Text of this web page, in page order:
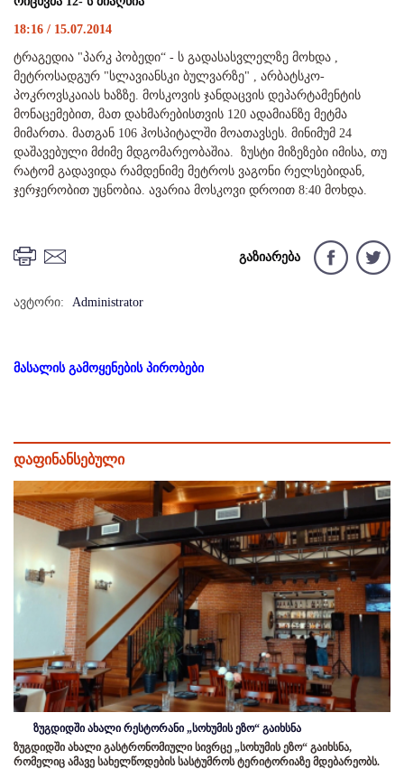
18:16 / 15.07.2014
ტრაგედია "პარკ პობედი“ - ს გადასასვლელზე მოხდა ,
მეტროსადგურ "სლავიანსკი ბულვარზე" , არბატსკო-
პოკროვსკაიას ხაზზე. მოსკოვის ჯანდაცვის დეპარტამენტის
მონაცემებით, მათ დახმარებისთვის 120 ადამიანზე მეტმა
მიმართა. მათგან 106 ჰოსპიტალში მოათავსეს. მინიმუმ 24
დაშავებული მძიმე მდგომარეობაშია. ზუსტი მიზეზები იმისა, თუ
რატომ გადავიდა რამდენიმე მეტროს ვაგონი რელსებიდან,
ჯერჯერობით უცნობია. ავარია მოსკოვი დროით 8:40 მოხდა.
გაზიარება
ავტორი: Administrator
მასალის გამოყენების პირობები
დაფინანსებული
ზუგდიდში ახალი რესტორანი „სოხუმის ეზო“ გაიხსნა
ზუგდიდში ახალი გასტრონომიული სივრცე „სოხუმის ეზო“ გაიხსნა,
რომელიც ამავე სახელწოდების სასტუმროს ტერიტორიაზე მდებარეობს.